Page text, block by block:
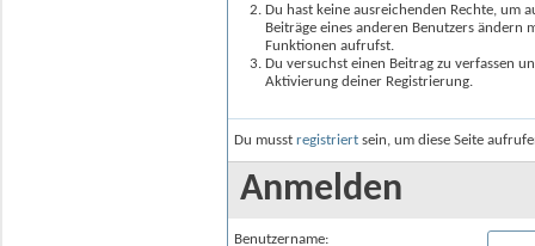
Du hast keine ausreichenden Rechte, um
Beiträge eines anderen Benutzers
Funktionen aufrufst.
Du versuchst einen Beitrag zu verfassen
Aktivierung deiner Registrierung.
Du musst registriert sein, um diese Seite
Anmelden
Benutzername: